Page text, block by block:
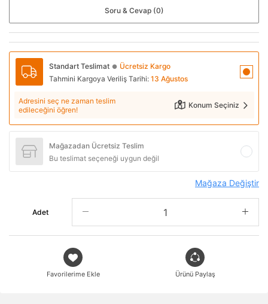
Soru & Cevap (0)
Standart Teslimat ● Ücretsiz Kargo
Tahmini Kargoya Veriliş Tarihi: 13 Ağustos
Adresini seç ne zaman teslim
edileceğini öğren!
Konum Seçiniz
Mağazadan Ücretsiz Teslim
Bu teslimat seçeneği uygun değil
Mağaza Değiştir
Adet
Favorilerime Ekle Ürünü Paylaş